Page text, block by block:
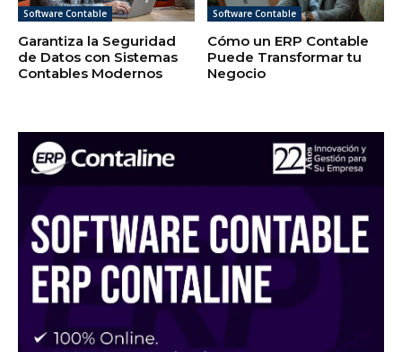
Software Contable
Garantiza la Seguridad
de Datos con Sistemas
Contables Modernos
Software Contable
Cómo un ERP Contable
Puede Transformar tu
Negocio